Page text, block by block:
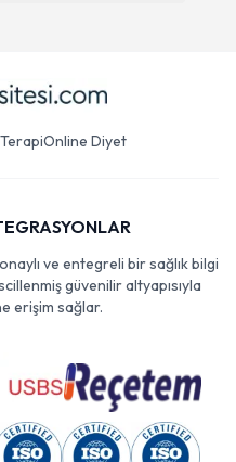
Online Diyet
ve entegreli bir sağlık bilgi
güvenilir altyapısıyla
erişim sağlar.